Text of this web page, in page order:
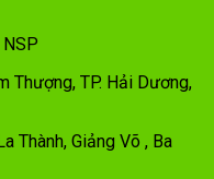
NSP
Thượng, TP. Hải Dương,
Thành, Giảng Võ , Ba